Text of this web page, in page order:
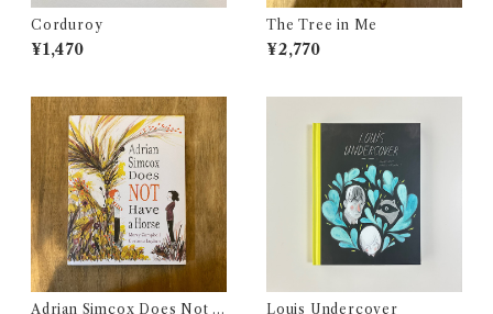
Corduroy
¥1,470
The Tree in Me
¥2,770
Adrian Simcox Does Not H
Louis Undercover